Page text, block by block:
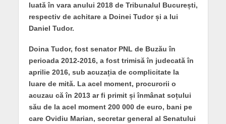
luată în vara anului 2018 de Tribunalul București,
respectiv de achitare a Doinei Tudor și a lui
Daniel Tudor.
Doina Tudor, fost senator PNL de Buzău în
perioada 2012-2016, a fost trimisă în judecată în
aprilie 2016, sub acuzația de complicitate la
luare de mită. La acel moment, procurorii o
acuzau că în 2013 ar fi primit și înmânat soțului
său de la acel moment 200 000 de euro, bani pe
care Ovidiu Marian, secretar general al Senatului